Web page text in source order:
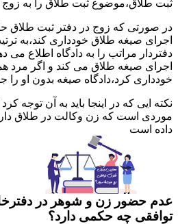
ثبت طلاق،موضوع ثبت طلاق را به زوج
در صورتی که زوج در دفتر ثبت طلاق
اجرای صیغه طلاق خودداری کند،به
دفتردار مراتب را به دادگاه اطلاع
اجرای صیغه طلاق می کند و اگر مرد
خودداری کرد،دادگاه صیغه بدون او را
نکته ایی که در اینجا باید به آن توجه
موردی است که زن وکالت در طلاق
داده است
عدم حضور زن و شوهر در
توافقی چه حکمی دارد؟